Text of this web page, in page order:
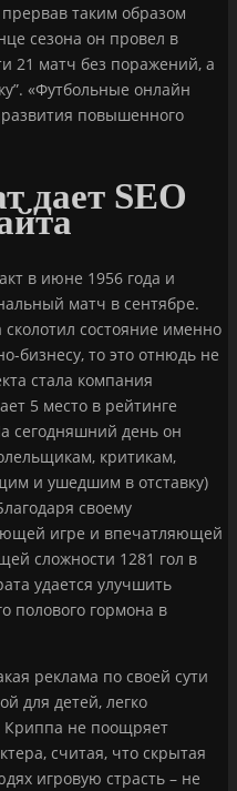
таким образом
сезона он провел в
21 матч без поражений, а
«Футбольные онлайн
повышенного
дает SEO
в июне 1956 года и
матч в сентябре.
состояние именно
бизнесу, то это отнюдь не
стала компания
5 место в рейтинге
сегодняшний день он
критикам,
и ушедшим в отставку)
своему
игре и впечатляющей
сложности 1281 гол в
удается улучшить
полового гормона в
реклама по своей сути
для детей, легко
не поощряет
считая, что скрытая
игровую страсть – не